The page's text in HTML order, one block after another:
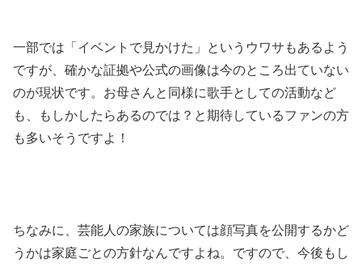
一部では「イベントで見かけた」というウワサもあるよう
ですが、確かな証拠や公式の画像は今のところ出ていない
のが現状です。お母さんと同様に歌手としての活動など
も、もしかしたらあるのでは？と期待しているファンの方
も多いそうですよ！
ちなみに、芸能人の家族については顔写真を公開するかど
うかは家庭ごとの方針なんですよね。ですので、今後もし